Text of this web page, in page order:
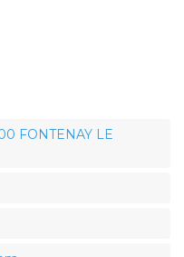
FONTENAY LE